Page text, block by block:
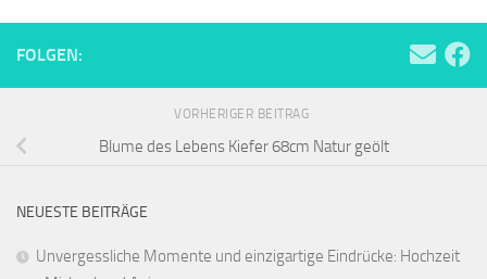
FOLGEN:
VORHERIGER BEITRAG
Blume des Lebens Kiefer 68cm Natur geölt
NEUESTE BEITRÄGE
Unvergessliche Momente und einzigartige Eindrücke: Hochzeit